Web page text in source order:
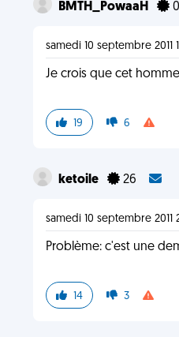
BMTH_PowaaH 0
samedi 10 septembre 2011
Je crois que cet
19 6
ketoile 26
samedi 10 septembre 2011
Problème: c'est une
14 3